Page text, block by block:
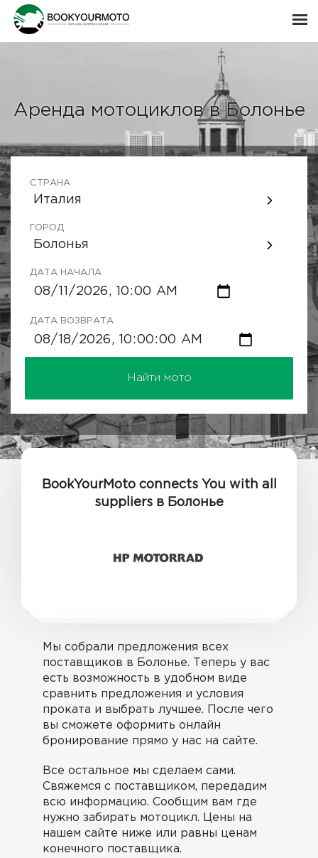
Аренда мотоциклов в Болонье
СТРАНА
Италия
ГОРОД
Болонья
ДАТА НАЧАЛА
ДАТА ВОЗВРАТА
Найти мото
BookYourMoto connects You with all
suppliers в Болонье
Мы собрали предложения всех
поставщиков в Болонье. Теперь у вас
есть возможность в удобном виде
сравнить предложения и условия
проката и выбрать лучшее. После чего
вы сможете оформить онлайн
бронирование прямо у нас на сайте.
Все остальное мы сделаем сами.
Cвяжемся с поставщиком, передадим
всю информацию. Сообщим вам где
нужно забирать мотоцикл. Цены на
нашем сайте ниже или равны ценам
конечного поставщика.